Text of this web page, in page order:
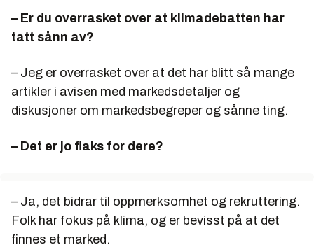
– Er du overrasket over at klimadebatten har
tatt sånn av?
– Jeg er overrasket over at det har blitt så mange
artikler i avisen med markedsdetaljer og
diskusjoner om markedsbegreper og sånne ting.
– Det er jo flaks for dere?
– Ja, det bidrar til oppmerksomhet og rekruttering.
Folk har fokus på klima, og er bevisst på at det
finnes et marked.